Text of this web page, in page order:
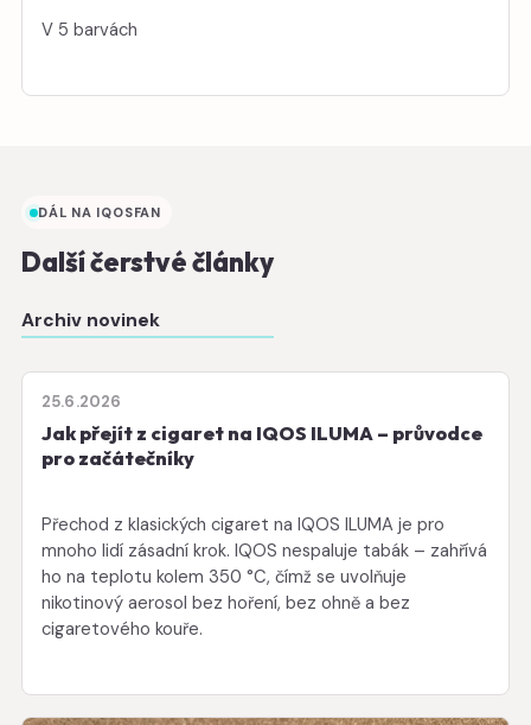
V 5 barvách
DÁL NA IQOSFAN
Další čerstvé články
Archiv novinek
25.6.2026
Jak přejít z cigaret na IQOS ILUMA – průvodce
pro začátečníky
Přechod z klasických cigaret na IQOS ILUMA je pro
mnoho lidí zásadní krok. IQOS nespaluje tabák – zahřívá
ho na teplotu kolem 350 °C, čímž se uvolňuje
nikotinový aerosol bez hoření, bez ohně a bez
cigaretového kouře.